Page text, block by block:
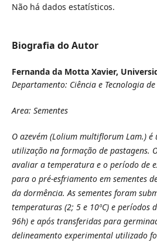
Não há dados estatísticos.
Biografia do Autor
Fernanda da Motta Xavier,
Departamento: Ciência e Tecnologia de
Area: Sementes
O azevém (Lolium multiflorum Lam.)
utilização na formação de pastagens.
avaliar a temperatura e o período de
para o pré-esfriamento em sementes
da dormência. As sementes foram
temperaturas (2; 5 e 10ºC) e períodos
96h) e após transferidas para
delineamento experimental utilizado